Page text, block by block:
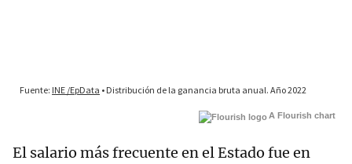
A Flourish chart
El salario más frecuente en el Estado fue en